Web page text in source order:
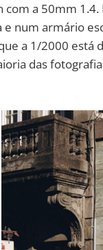
com a 50mm
e num armário
a 1/2000
das